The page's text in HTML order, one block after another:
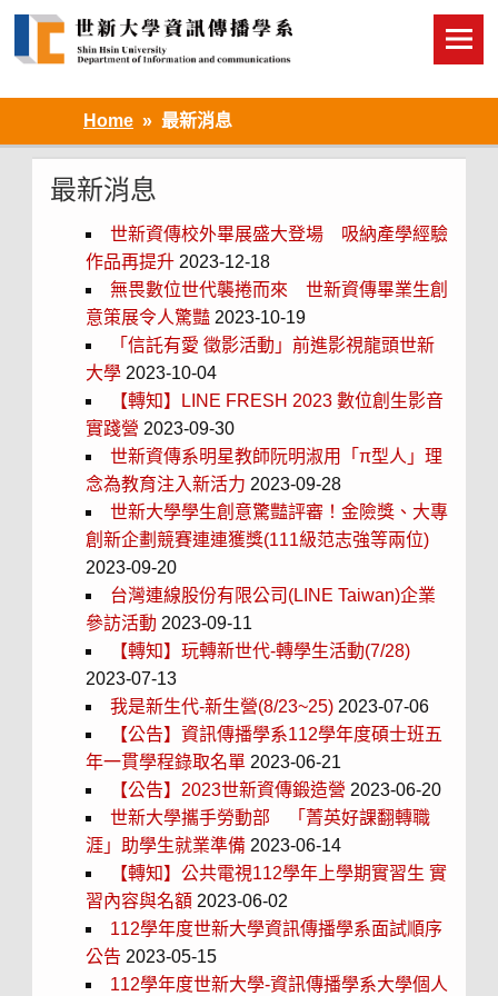
Home 最新消息
最新消息
世新資傳校外畢展盛大登場 吸納產學經驗
作品再提升2023-12-18
無畏數位世代襲捲而來 世新資傳畢業生創
意策展令人驚豔2023-10-19
「信託有愛 徵影活動」前進影視龍頭世新
大學2023-10-04
【轉知】LINE FRESH 2023 數位創生影音
實踐營 2023-09-30
世新資傳系明星教師阮明淑用「π型人」理
念為教育注入新活力 2023-09-28
世新大學學生創意驚豔評審！金險獎、大專
創新企劃競賽連連獲獎(111級范志強等兩位)
2023-09-20
台灣連線股份有限公司(LINE Taiwan)企業
參訪活動 2023-09-11
【轉知】玩轉新世代-轉學生活動(7/28)
2023-07-13
我是新生代-新生營(8/23~25)2023-07-06
【公告】資訊傳播學系112學年度碩士班五
年一貫學程錄取名單2023-06-21
【公告】2023世新資傳鍛造營 2023-06-20
世新大學攜手勞動部 「菁英好課翻轉職
涯」助學生就業準備2023-06-14
【轉知】公共電視112學年上學期實習生 實
習內容與名額 2023-06-02
112學年度世新大學資訊傳播學系面試順序
公告 2023-05-15
112學年度世新大學-資訊傳播學系大學個人